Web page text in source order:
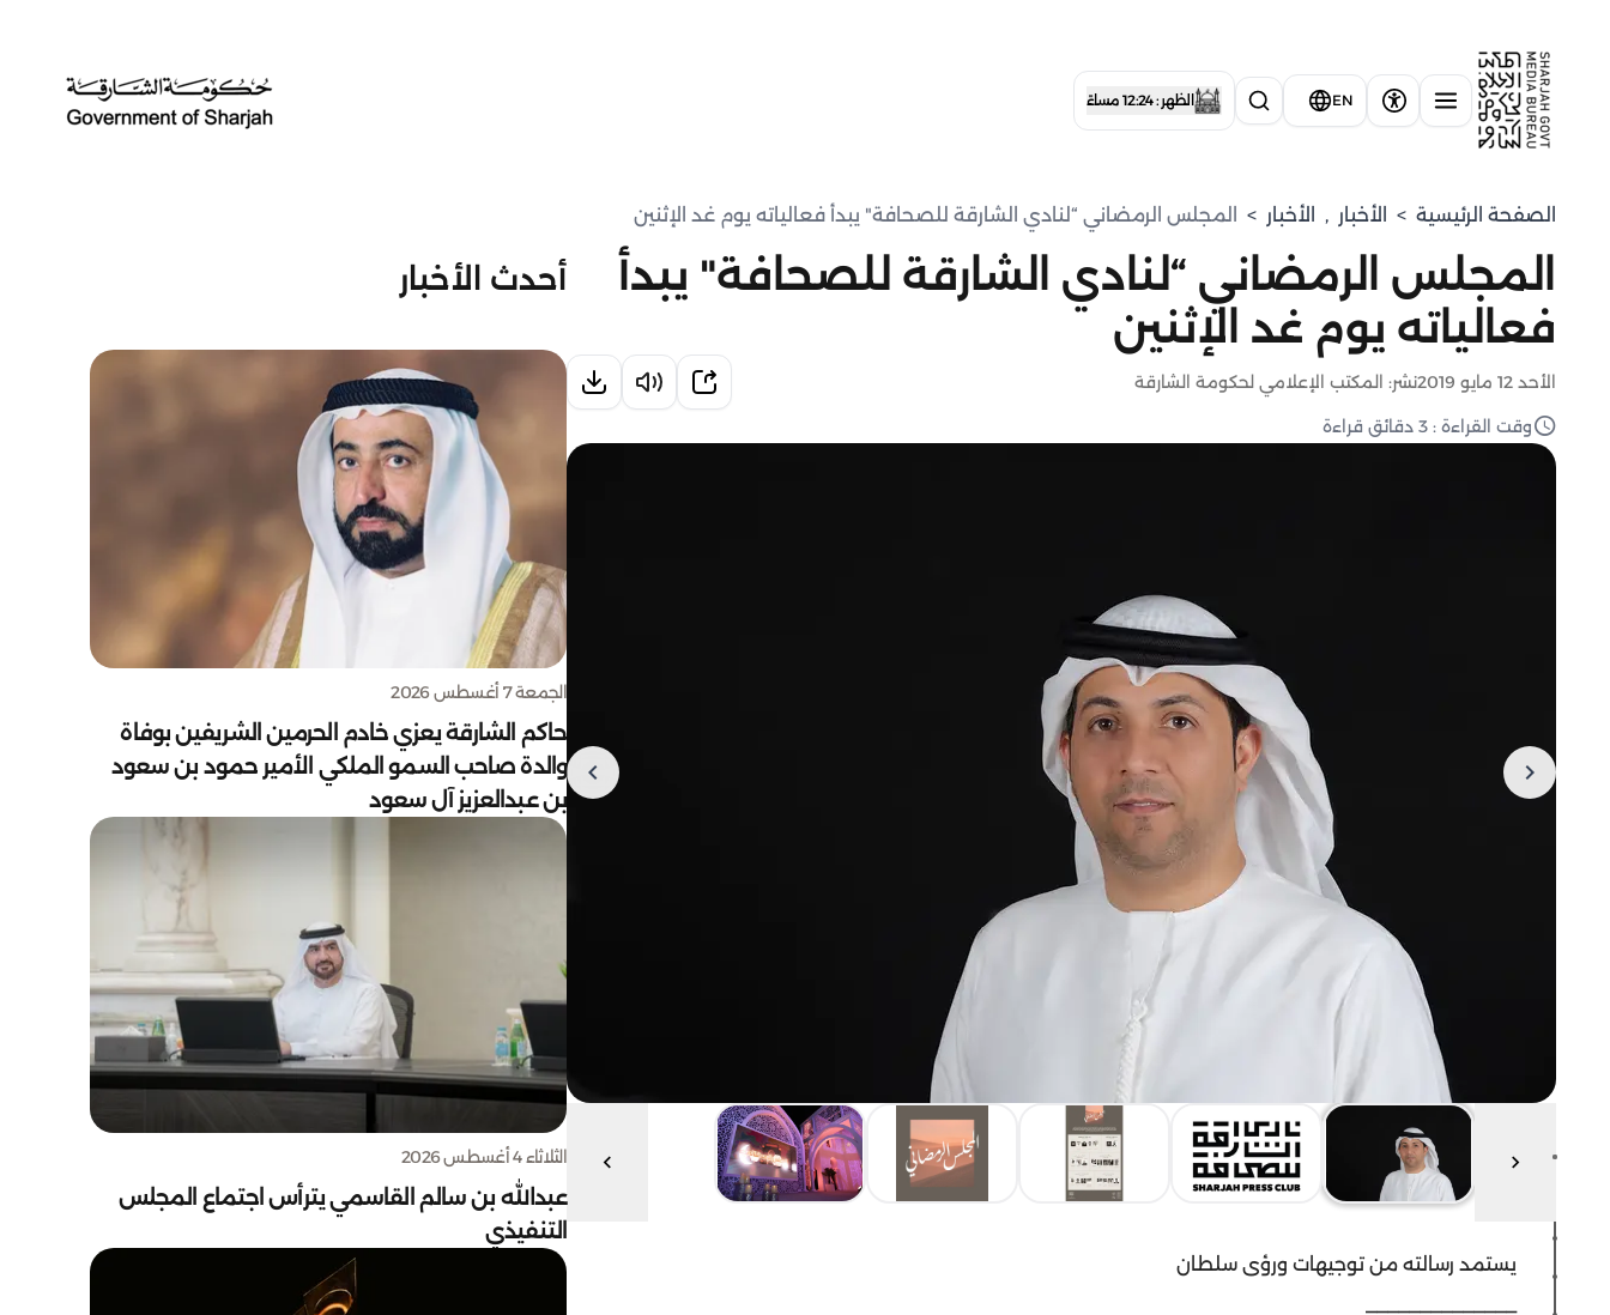
EN الظهر : 12:24 مساءً
الصفحة الرئيسية > الأخبار , الأخبار > المجلس الرمضاني “لنادي الشارقة للصحافة" يبدأ فعالياته يوم غد الإثنين
المجلس الرمضاني “لنادي الشارقة للصحافة" يبدأ
فعالياته يوم غد الإثنين
الأحد 12 مايو 2019 نشر: المكتب الإعلامي لحكومة الشارقة
وقت القراءة : 3 دقائق قراءة
يستمد رسالته من توجيهات ورؤى سلطان
أحدث الأخبار
الجمعة 7 أغسطس 2026
حاكم الشارقة يعزي خادم الحرمين الشريفين بوفاة
والدة صاحب السمو الملكي الأمير حمود بن سعود
بن عبدالعزيز آل سعود
الثلاثاء 4 أغسطس 2026
عبدالله بن سالم القاسمي يترأس اجتماع المجلس
التنفيذي